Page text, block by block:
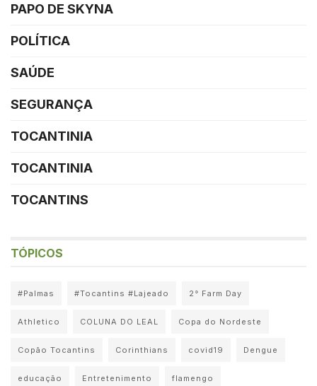
PAPO DE SKYNA
POLÍTICA
SAÚDE
SEGURANÇA
TOCANTINIA
TOCANTINIA
TOCANTINS
TÓPICOS
#Palmas #Tocantins #Lajeado 2° Farm Day
Athletico COLUNA DO LEAL Copa do Nordeste
Copão Tocantins Corinthians covid19 Dengue
educação Entretenimento flamengo